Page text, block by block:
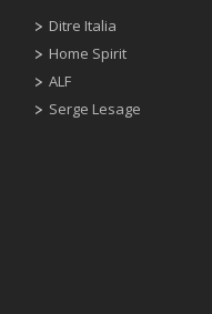
Ditre Italia
Home Spirit
ALF
Serge Lesage